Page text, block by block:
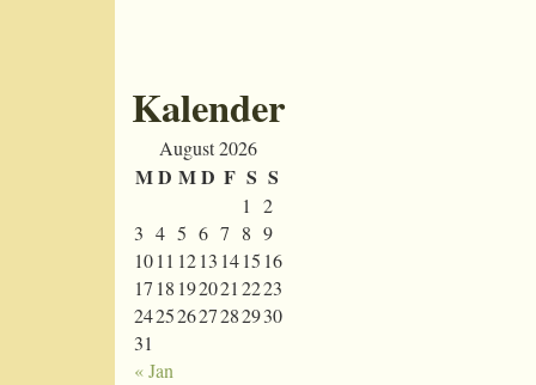
Kalender
August 2026
MD MD F S S
« Jan
1
2
3 4 5 6 7 8 9
1011 1213 1415 16
17 18 192021 2223
24252627282930
31